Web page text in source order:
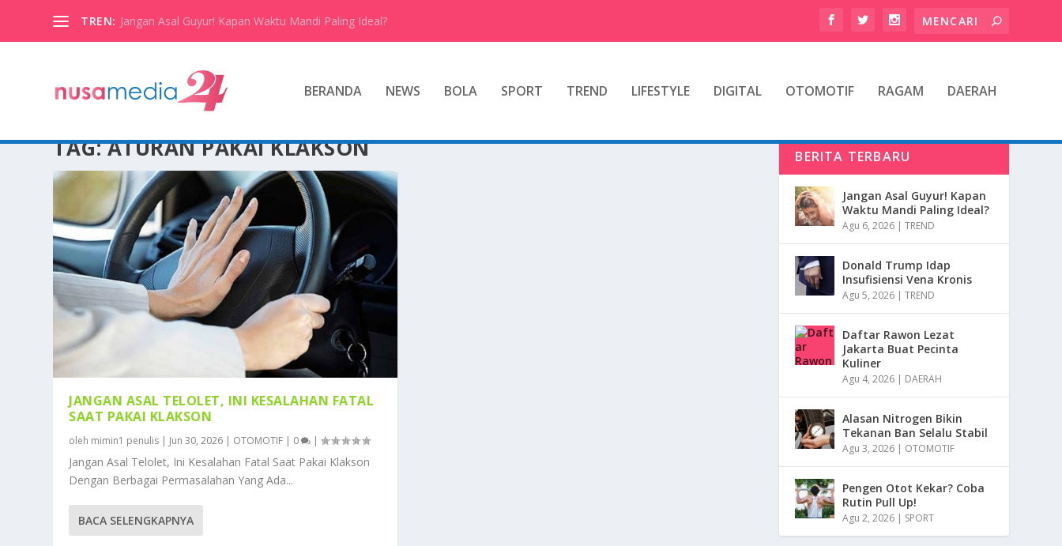
TREN: Jangan Asal Guyur! Kapan Waktu Mandi Paling Ideal?
BERANDA NEWS BOLA SPORT TREND LIFESTYLE DIGITAL OTOMOTIF RAGAM DAERAH
TAG:ATURAN PAKAI KLAKSON
JANGAN ASAL TELOLET, INI KESALAHAN FATAL
SAAT PAKAI KLAKSON
oleh mimin1 penulis Jun 30, 2026 OTOMOTIF 0 |
Jangan Asal Telolet, Ini Kesalahan Fatal Saat Pakai Klakson
Dengan Berbagai Permasalahan Yang Ada...
BACA SELENGKAPNYA
BERITA TERBARU
Jangan Asal Guyur! Kapan
Waktu Mandi Paling Ideal?
Agu 6, 2026 |TREND
Donald Trump Idap
Insufisiensi Vena Kronis
Agu 5, 2026 |TREND
Daftar Rawon Lezat
Jakarta Buat Pecinta
Kuliner
Agu 4, 2026 | DAERAH
Alasan Nitrogen Bikin
Tekanan Ban Selalu Stabil
Agu 3, 2026 | OTOMOTIF
Pengen Otot Kekar? Coba
Rutin Pull Up!
Agu 2, 2026 | SPORT